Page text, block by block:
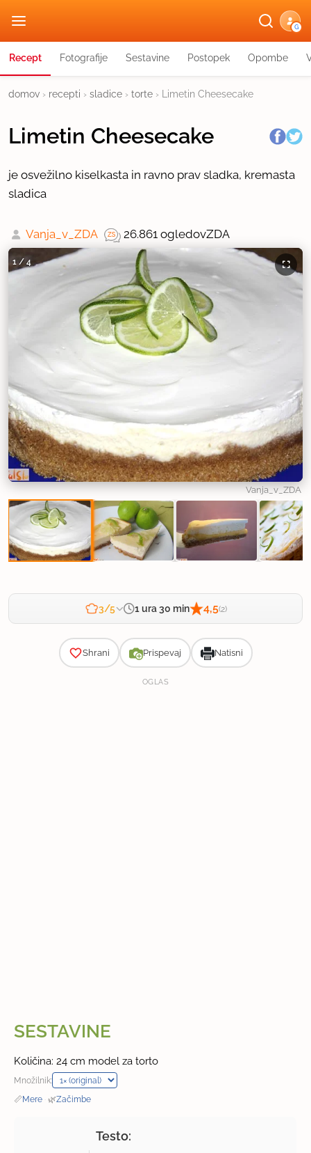
G
Recept Fotografije Sestavine Postopek Opombe
domov › recepti › sladice › torte › Limetin Cheesecake
Limetin Cheesecake
je osvežilno kiselkasta in ravno prav sladka, kremasta
sladica
Vanja_v_ZDA 26.861 ogledovZDA
1/ 4
Vanja_v_ZDA
3/5 1 ura 30 min 4,5(2)
Shrani Prispevaj Natisni
OGLAS
SESTAVINE
Količina: 24 cm model za torto
Množilnik:
📏Mere · 🌿Začimbe
Testo: